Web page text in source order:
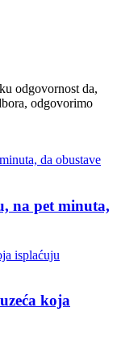
odgovornost da,
odgovorimo
na pet minuta,
koja